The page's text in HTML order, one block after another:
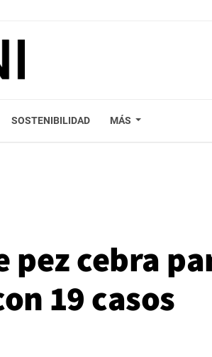
SOSTENIBILIDAD MÁS
pez cebra
19 casos